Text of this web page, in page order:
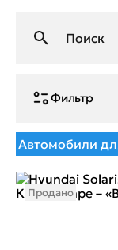
Фильтр
Автомобили
Продано